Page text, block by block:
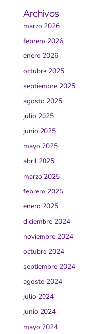
Archivos
marzo 2026
febrero 2026
enero 2026
octubre 2025
septiembre 2025
agosto 2025
julio 2025
junio 2025
mayo 2025
abril 2025
marzo 2025
febrero 2025
enero 2025
diciembre 2024
noviembre 2024
octubre 2024
septiembre 2024
agosto 2024
julio 2024
junio 2024
mayo 2024